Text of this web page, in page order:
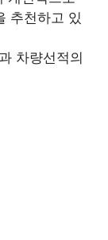
추천하고 있
차량선적의